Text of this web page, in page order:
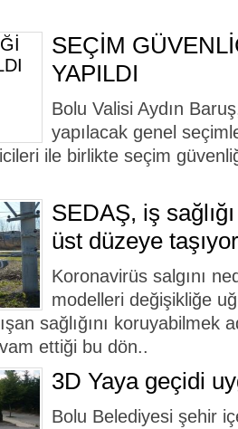
SEÇİM
YAPILDI
Bolu Valisi Aydın
yapılacak genel
ile birlikte seçim
SEDAŞ, iş
üst düzeye taşıyor
Koronavirüs salgını
modelleri değişikliğe
sağlığını koruyabilmek
ettiği bu dön..
3D Yaya geçidi
Bolu Belediyesi şehir